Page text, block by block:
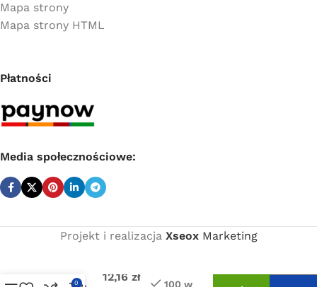
Mapa strony
Mapa strony HTML
Płatności
Media społecznościowe:
Projekt i realizacja XseoxMarketing
trójnik
12,16 zł
100 w
0